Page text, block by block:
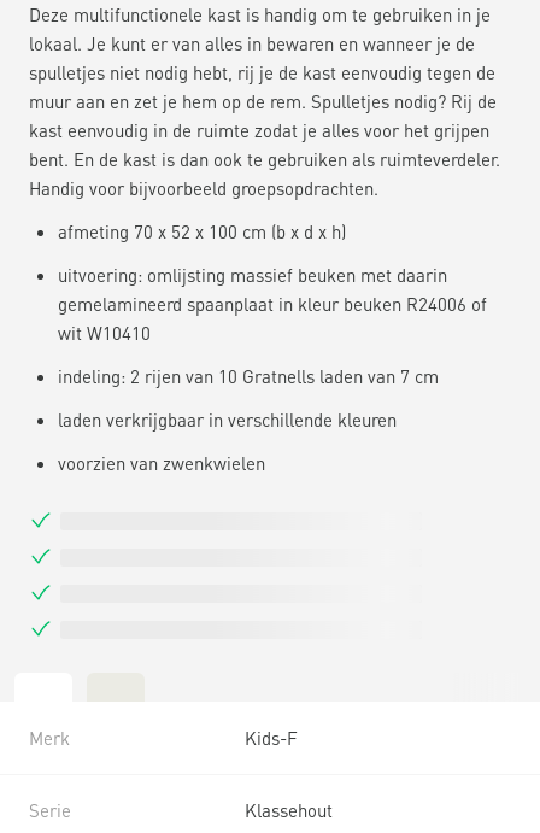
Deze multifunctionele kast is handig om te gebruiken in je
lokaal. Je kunt er van alles in bewaren en wanneer je de
spulletjes niet nodig hebt, rij je de kast eenvoudig tegen de
muur aan en zet je hem op de rem. Spulletjes nodig? Rij de
kast eenvoudig in de ruimte zodat je alles voor het grijpen
bent. En de kast is dan ook te gebruiken als ruimteverdeler.
Handig voor bijvoorbeeld groepsopdrachten.
afmeting 70 x 52 x 100 cm (b x d x h)
uitvoering: omlijsting massief beuken met daarin
gemelamineerd spaanplaat in kleur beuken R24006 of
wit W10410
indeling: 2 rijen van 10 Gratnells laden van 7 cm
laden verkrijgbaar in verschillende kleuren
voorzien van zwenkwielen
Merk Kids-F
Serie Klassehout